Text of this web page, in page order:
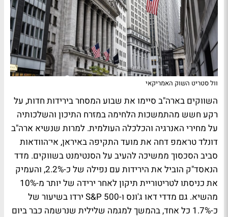
וול סטריט השוק האמריקאי
השווקים בארה"ב סיימו את שבוע המסחר בירידות חדות, על
רקע חשש מהתמשכות הלחימה במזרח התיכון והשלכותיה
על מחירי האנרגיה והכלכלה העולמית. למרות שנשיא ארה"ב
דונלד טראמפ דחה את מועד התקיפה באיראן, אי־הוודאות
סביב הסכסוך ממשיכה להעיב על הסנטימנט בשווקים. מדד
הנאסד"ק הוביל את הירידות עם נפילה של כ-2.2%, והעמיק
את כניסתו לטריטוריית תיקון לאחר ירידה של יותר מ-10%
מהשיא. גם מדדי דאו ג'ונס ו-S&P 500 ירדו בשיעור של
כ-1.7% כל אחד, בהמשך למגמה שלילית שנרשמה כבר ביום